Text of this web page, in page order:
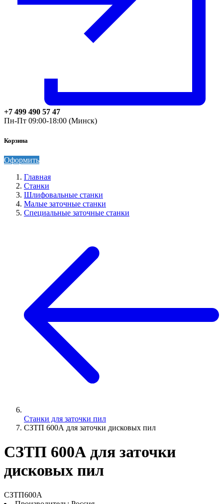
+7 499 490 57 47
Пн-Пт 09:00-18:00 (Минск)
Корзина
Оформить
Главная
Станки
Шлифовальные станки
Малые заточные станки
Специальные заточные станки
Станки для заточки пил
СЗТП 600А для заточки дисковых пил
СЗТП 600А для заточки
дисковых пил
СЗТП600А